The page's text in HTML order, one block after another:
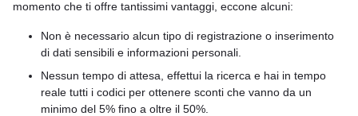
momento che ti offre tantissimi vantaggi, eccone alcuni:
Non è necessario alcun tipo di registrazione o inserimento
di dati sensibili e informazioni personali.
Nessun tempo di attesa, effettui la ricerca e hai in tempo
reale tutti i codici per ottenere sconti che vanno da un
minimo del 5% fino a oltre il 50%.